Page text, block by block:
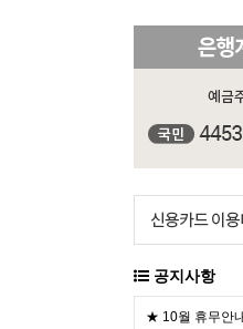
공지사항
★ 10월 휴무안